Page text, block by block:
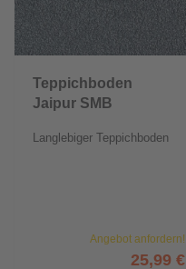
Teppichboden
Jaipur SMB
Langlebiger Teppichboden
Angebot anfordern!
25,99 €